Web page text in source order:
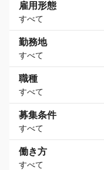
雇用形態
すべて
勤務地
すべて
職種
すべて
募集条件
すべて
働き方
すべて